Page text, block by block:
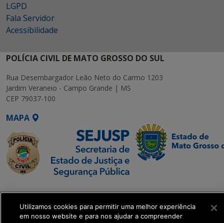
LGPD
Fala Servidor
Acessibilidade
POLÍCIA CIVIL DE MATO GROSSO DO SUL
Rua Desembargador Leão Neto do Carmo 1203
Jardim Veraneio - Campo Grande | MS
CEP 79037-100
MAPA
SETDIG | Secretaria-
Executiva de
Transformação Digital
Utilizamos cookies para permitir uma melhor experiência
em nosso website e para nos ajudar a compreender